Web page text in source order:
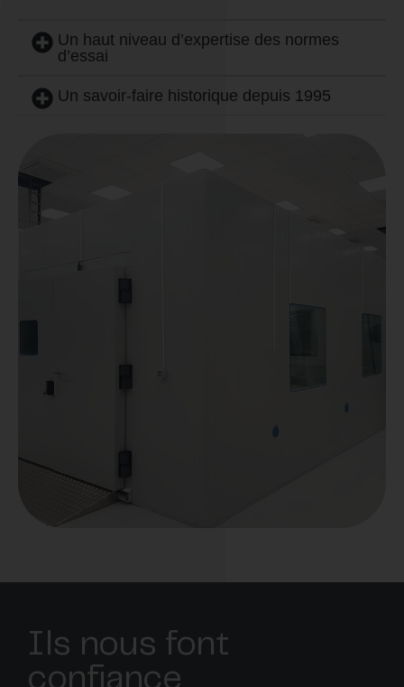
Un haut niveau d’expertise des normes
d’essai
Un savoir-faire historique depuis 1995
Ils nous font
confiance